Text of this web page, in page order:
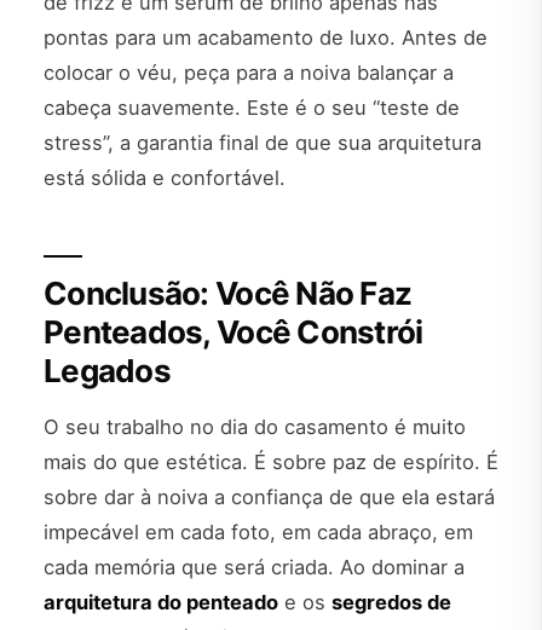
pontas para um acabamento de luxo. Antes de
colocar o véu, peça para a noiva balançar a
cabeça suavemente. Este é o seu “teste de
stress”, a garantia final de que sua arquitetura
está sólida e confortável.
Conclusão: Você Não Faz
Penteados, Você Constrói
Legados
O seu trabalho no dia do casamento é muito
mais do que estética. É sobre paz de espírito. É
sobre dar à noiva a confiança de que ela estará
impecável em cada foto, em cada abraço, em
cada memória que será criada. Ao dominar a
arquitetura do penteado e os segredos de